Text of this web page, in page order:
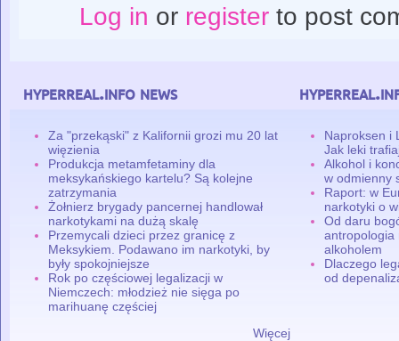
Log in or registerto post
hyperreal.info news
Za "przekąski" z Kalifornii grozi mu 20 lat
więzienia
Produkcja metamfetaminy dla
meksykańskiego kartelu? Są kolejne
zatrzymania
Żołnierz brygady pancernej handlował
narkotykami na dużą skalę
Przemycali dzieci przez granicę z
Meksykiem. Podawano im narkotyki, by
były spokojniejsze
Rok po częściowej legalizacji w
Niemczech: młodzież nie sięga po
marihuanę częściej
Więcej
Naproksen i
Jak leki
Alkohol i
w odmienny
Raport: w
narkotyki o
Od daru
antropologia
alkoholem
Dlaczego
od